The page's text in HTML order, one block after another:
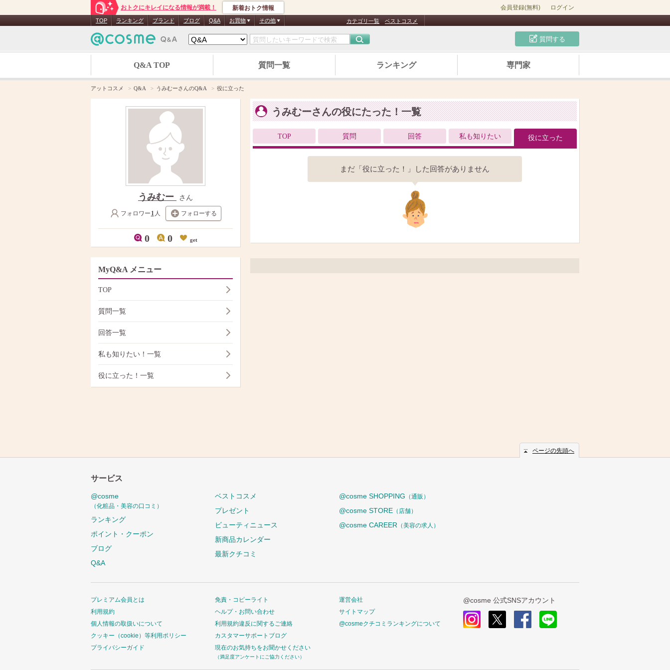
おトクにキレイになる情報が満載！ 新着おトク情報 会員登録(無料) ログイン
TOP ランキング ブランド ブログ Q&A お買物 その他 カテゴリ一覧 ベストコスメ
質問する
Q&A TOP 質問一覧 ランキング 専門家
アットコスメ Q&A うみむーさんのQ&A 役に立った
うみむーさんの役にたった！一覧
TOP 質問 回答 私も知りたい 役に立った
まだ「役に立った！」した回答がありません
うみむー さん
フォロワー 1 人 フォローする
0 0 get
MyQ&A メニュー
TOP
質問一覧
回答一覧
私も知りたい！一覧
役に立った！一覧
ページの先頭へ
サービス
@cosme
（化粧品・美容の口コミ）
ランキング
ポイント・クーポン
ブログ
Q&A
ベストコスメ
プレゼント
ビューティニュース
新商品カレンダー
最新クチコミ
@cosme SHOPPING （通販）
@cosme STORE （店舗）
@cosme CAREER （美容の求人）
プレミアム会員とは
利用規約
個人情報の取扱いについて
クッキー（cookie）等利用ポリシー
プライバシーガイド
免責・コピーライト
ヘルプ・お問い合わせ
利用規約違反に関するご連絡
カスタマーサポートブログ
現在のお気持ちをお聞かせください
（満足度アンケートにご協力ください）
運営会社
サイトマップ
@cosmeクチコミランキングについて
@cosme 公式SNSアカウント